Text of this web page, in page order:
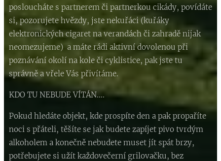
posloucháte s partnerem či partnerkou cikády, povídáte
si, pozorujete hvězdy, jste nekuřáci (kuřáky
elektronických cigaret na verandách či zahradě nijak
neomezujeme) a máte rádi aktivní dovolenou při
poznávání okolí na kole či cyklistice, pak jste tu
správně a vřele Vás přivítáme.
KDO TU NEBUDE VÍTÁN....
Pokud hledáte objekt, kde prospíte den a pak propaříte
noci s přáteli, těšíte se jak budete zapíjet pivo tvrdým
alkoholem a konečně nebudete muset jít spát brzy,
potřebujete si užít každovečerní grilovačku, bez